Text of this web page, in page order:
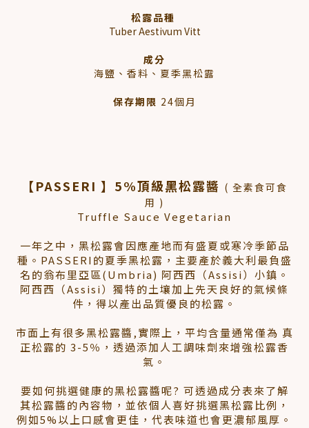
松露品種
Tuber Aestivum Vitt
成分
海鹽、香料、夏季黑松露
保存期限 24個月
【PASSERI 】5%頂級黑松露醬 ( 全素食可食
用 )
Truffle Sauce Vegetarian
一年之中，黑松露會因應產地而有盛夏或寒冷季節品
種。PASSERI的夏季黑松露，主要產於義大利最負盛
名的翁布里亞區(Umbria) 阿西西（Assisi）小鎮。
阿西西（Assisi）獨特的土壤加上先天良好的氣候條
件，得以產出品質優良的松露。
市面上有很多黑松露醬,實際上，平均含量通常僅為 真
正松露的 3-5％，透過添加人工調味劑來增強松露香
氣。
要如何挑選健康的黑松露醬呢? 可透過成分表來了解
其松露醬的內容物，並依個人喜好挑選黑松露比例，
例如5%以上口感會更佳，代表味道也會更濃郁風厚。